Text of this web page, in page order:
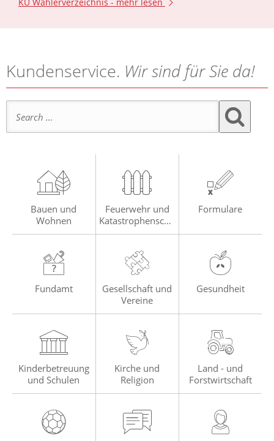
KU Wählerverzeichnis - mehr lesen
Kundenservice. Wir sind für Sie da!
Search for:
Bauen und
Wohnen
Feuerwehr und
Katastrophenschu
tz
Formulare
Fundamt
Gesellschaft und
Vereine
Gesundheit
Kinderbetreuung
und Schulen
Kirche und
Religion
Land - und
Forstwirtschaft